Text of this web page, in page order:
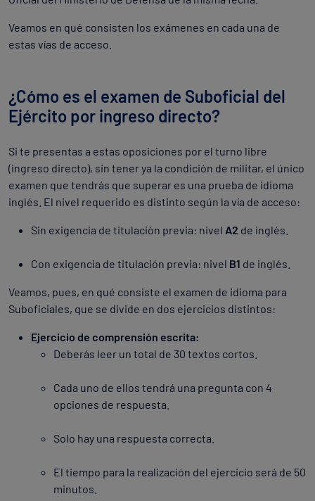
Veamos en qué consisten los exámenes en cada una de
estas vías de acceso.
¿Cómo es el examen de Suboficial del
Ejército por ingreso directo?
Si te presentas a estas oposiciones por el turno libre
(ingreso directo), sin tener ya la condición de militar, el único
examen que tendrás que superar es una prueba de idioma
inglés. El nivel requerido es distinto según la vía de acceso:
Sin exigencia de titulación previa: nivel A2 de inglés.
Con exigencia de titulación previa: nivel B1 de inglés.
Veamos, pues, en qué consiste el examen de idioma para
Suboficiales, que se divide en dos ejercicios distintos:
Ejercicio de comprensión escrita:
Deberás leer un total de 30 textos cortos.
Cada uno de ellos tendrá una pregunta con 4
opciones de respuesta.
Solo hay una respuesta correcta.
El tiempo para la realización del ejercicio será de 50
minutos.